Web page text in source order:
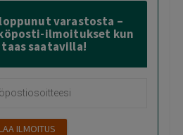
varastosta –
ilmoitukset kun
saatavilla!